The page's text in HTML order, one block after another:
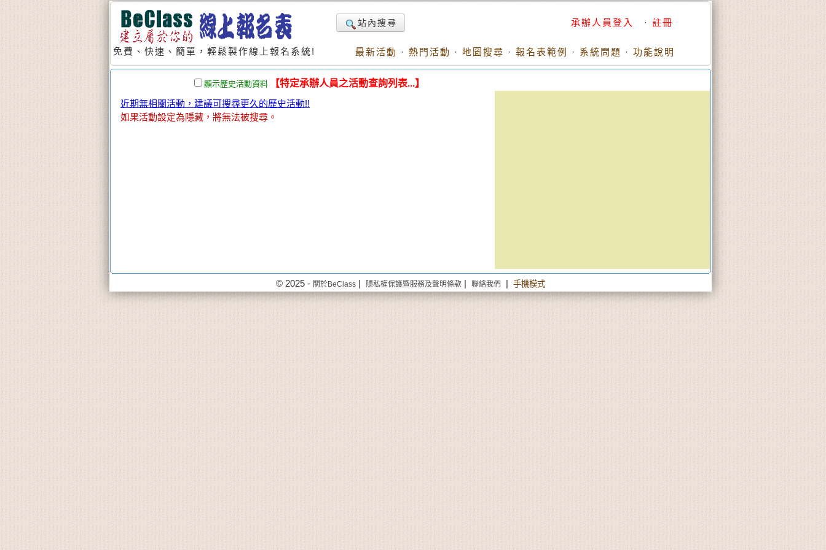
免費、快速、簡單，輕鬆製作線上報名系統!
站內搜尋 承辦人員登入 · 註冊
最新活動 · 熱門活動 · 地圖搜尋 · 報名表範例 · 系統問題 · 功能說明
顯示歷史活動資料
【特定承辦人員之活動查詢列表...】
近期無相關活動，建議可搜尋更久的歷史活動!!
如果活動設定為隱藏，將無法被搜尋。
© 2025 - 關於BeClass | 隱私權保護暨服務及聲明條款 | 聯絡我們 | 手機模式